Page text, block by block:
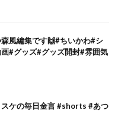
森風編集です🙌#ちいかわ#シ
#グッズ#グッズ開封#雰囲気
ケの毎日金言 #shorts #あつ